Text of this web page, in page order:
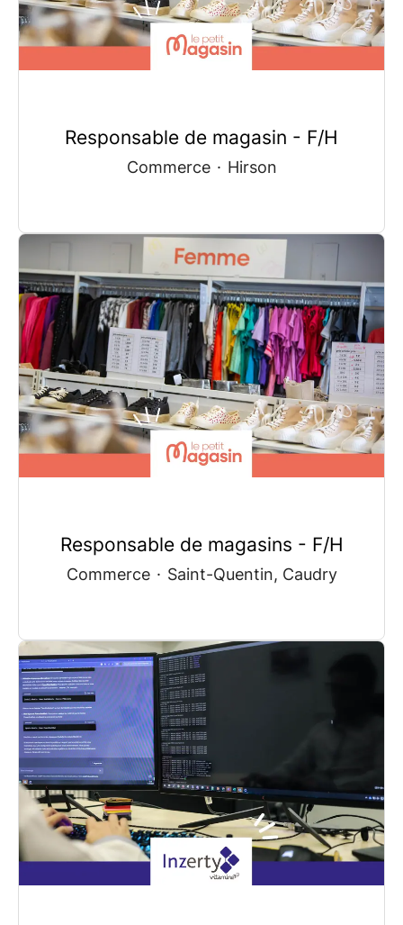
Responsable de magasin - F/H
Commerce · Hirson
Responsable de magasins - F/H
Commerce · Saint-Quentin, Caudry